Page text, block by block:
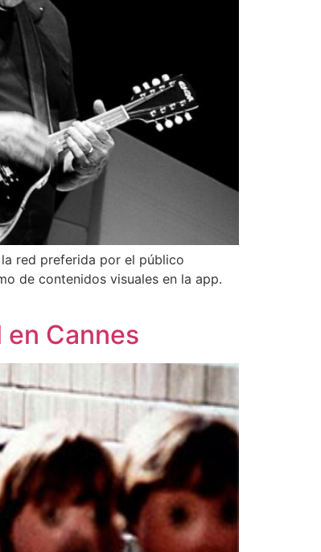
red preferida por el público
de contenidos visuales en la app.
Cannes